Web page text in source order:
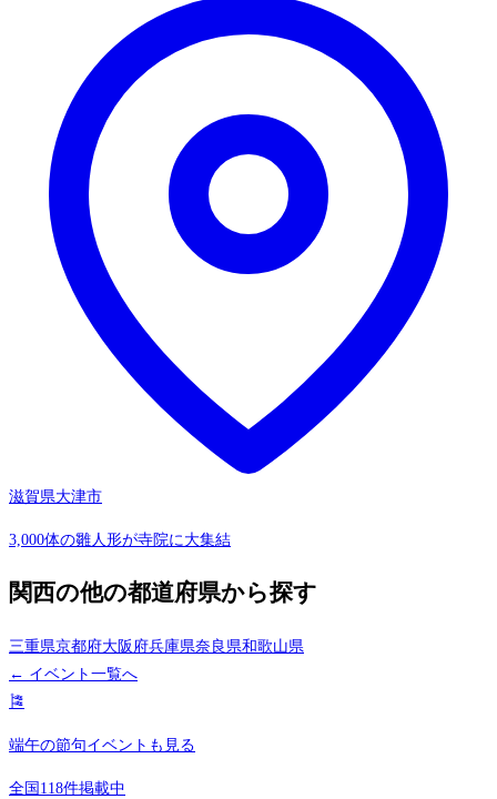
滋賀県大津市
3,000体の雛人形が寺院に大集結
関西の他の都道府県から探す
三重県京都府大阪府兵庫県奈良県和歌山県
← イベント一覧へ
🎏
端午の節句イベントも見る
全国118件掲載中